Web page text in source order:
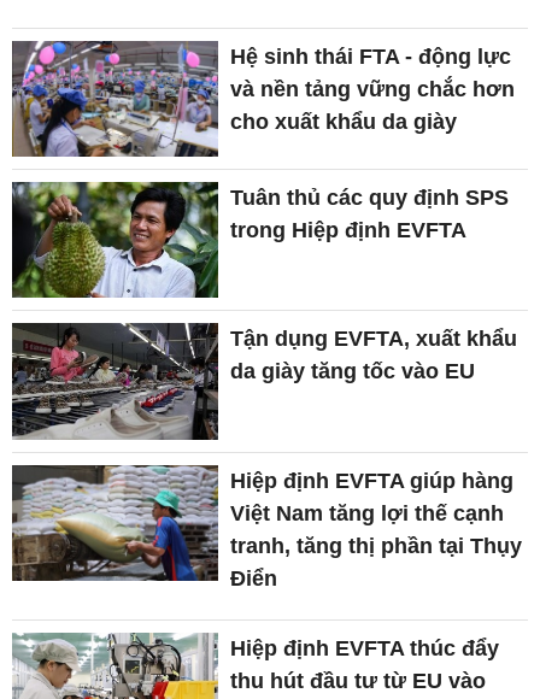
Hệ sinh thái FTA - động lực
và nền tảng vững chắc hơn
cho xuất khẩu da giày
Tuân thủ các quy định SPS
trong Hiệp định EVFTA
Tận dụng EVFTA, xuất khẩu
da giày tăng tốc vào EU
Hiệp định EVFTA giúp hàng
Việt Nam tăng lợi thế cạnh
tranh, tăng thị phần tại Thụy
Điển
Hiệp định EVFTA thúc đẩy
thu hút đầu tư từ EU vào